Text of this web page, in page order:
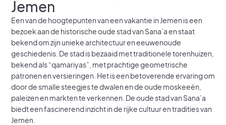
Jemen
Een van de hoogtepunten van een vakantie in Jemen is een
bezoek aan de historische oude stad van Sana’a en staat
bekend om zijn unieke architectuur en eeuwenoude
geschiedenis. De stad is bezaaid met traditionele torenhuizen,
bekend als “qamariyas”, met prachtige geometrische
patronen en versieringen. Het is een betoverende ervaring om
door de smalle steegjes te dwalen en de oude moskeeën,
paleizen en markten te verkennen. De oude stad van Sana’a
biedt een fascinerend inzicht in de rijke cultuur en tradities van
Jemen.